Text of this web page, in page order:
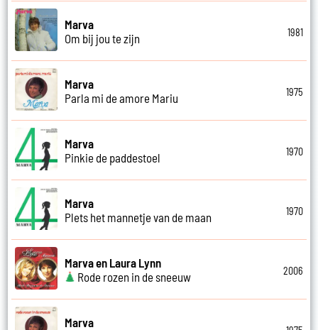
Marva
Om bij jou te zijn
1981
Marva
Parla mi de amore Mariu
1975
Marva
Pinkie de paddestoel
1970
Marva
Plets het mannetje van de maan
1970
Marva en Laura Lynn
Rode rozen in de sneeuw
2006
Marva